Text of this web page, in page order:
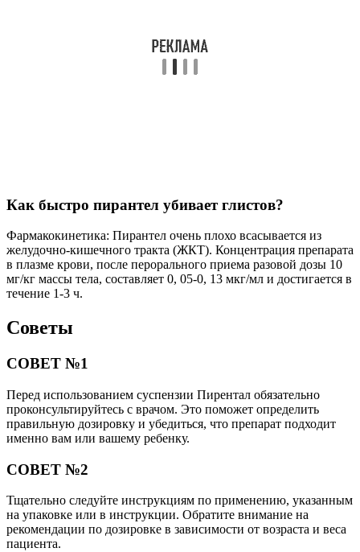
Как быстро пирантел убивает глистов?
Фармакокинетика: Пирантел очень плохо всасывается из
желудочно-кишечного тракта (ЖКТ). Концентрация препарата
в плазме крови, после перорального приема разовой дозы 10
мг/кг массы тела, составляет 0, 05-0, 13 мкг/мл и достигается в
течение 1-3 ч.
Советы
СОВЕТ №1
Перед использованием суспензии Пирентал обязательно
проконсультируйтесь с врачом. Это поможет определить
правильную дозировку и убедиться, что препарат подходит
именно вам или вашему ребенку.
СОВЕТ №2
Тщательно следуйте инструкциям по применению, указанным
на упаковке или в инструкции. Обратите внимание на
рекомендации по дозировке в зависимости от возраста и веса
пациента.